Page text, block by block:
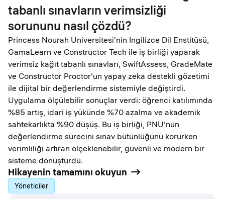
tabanlı sınavların verimsizliği
sorununu nasıl çözdü?
Princess Nourah Üniversitesi'nin İngilizce Dil Enstitüsü,
GamaLearn ve Constructor Tech ile iş birliği yaparak
verimsiz kağıt tabanlı sınavları, SwiftAssess, GradeMate
ve Constructor Proctor'un yapay zeka destekli gözetimi
ile dijital bir değerlendirme sistemiyle değiştirdi.
Uygulama ölçülebilir sonuçlar verdi: öğrenci katılımında
%85 artış, idari iş yükünde %70 azalma ve akademik
sahtekarlıkta %90 düşüş. Bu iş birliği, PNU'nun
değerlendirme sürecini sınav bütünlüğünü korurken
verimliliği artıran ölçeklenebilir, güvenli ve modern bir
sisteme dönüştürdü.
Hikayenin tamamını okuyun
Yöneticiler